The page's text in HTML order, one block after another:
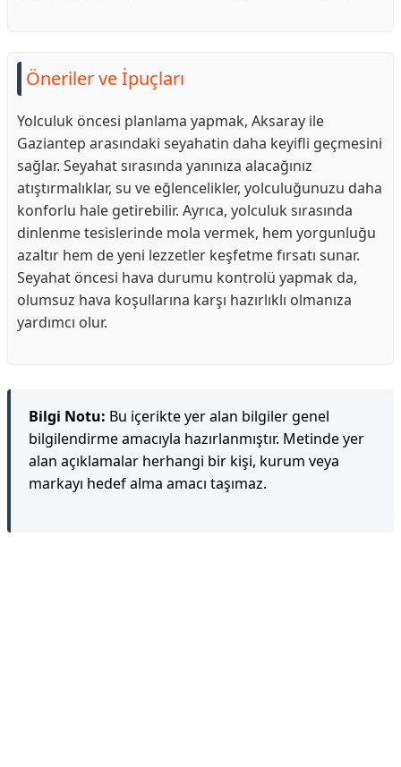
Öneriler ve İpuçları
Yolculuk öncesi planlama yapmak, Aksaray ile
Gaziantep arasındaki seyahatin daha keyifli geçmesini
sağlar. Seyahat sırasında yanınıza alacağınız
atıştırmalıklar, su ve eğlencelikler, yolculuğunuzu daha
konforlu hale getirebilir. Ayrıca, yolculuk sırasında
dinlenme tesislerinde mola vermek, hem yorgunluğu
azaltır hem de yeni lezzetler keşfetme fırsatı sunar.
Seyahat öncesi hava durumu kontrolü yapmak da,
olumsuz hava koşullarına karşı hazırlıklı olmanıza
yardımcı olur.
Bilgi Notu: Bu içerikte yer alan bilgiler genel
bilgilendirme amacıyla hazırlanmıştır. Metinde yer
alan açıklamalar herhangi bir kişi, kurum veya
markayı hedef alma amacı taşımaz.